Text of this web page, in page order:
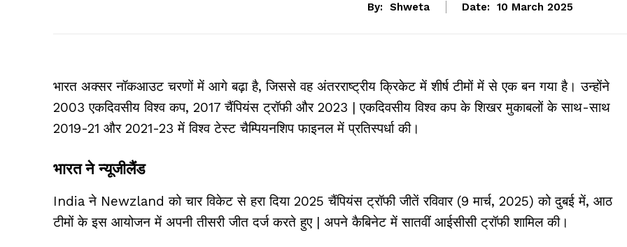
By: Shweta Date: 10 March 2025
भारत अक्सर नॉकआउट चरणों में आगे बढ़ा है, जिससे वह अंतरराष्ट्रीय क्रिकेट में शीर्ष टीमों में से एक बन गया है। उन्होंने
2003 एकदिवसीय विश्व कप, 2017 चैंपियंस ट्रॉफी और 2023 | एकदिवसीय विश्व कप के शिखर मुकाबलों के साथ-साथ
2019-21 और 2021-23 में विश्व टेस्ट चैम्पियनशिप फाइनल में प्रतिस्पर्धा की।
भारत ने न्यूजीलैंड
India ने Newzland को चार विकेट से हरा दिया 2025 चैंपियंस ट्रॉफी जीतें रविवार (9 मार्च, 2025) को दुबई में, आठ
टीमों के इस आयोजन में अपनी तीसरी जीत दर्ज करते हुए | अपने कैबिनेट में सातवीं आईसीसी ट्रॉफी शामिल की।